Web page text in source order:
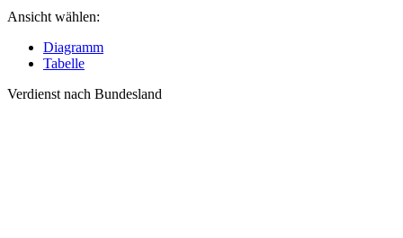
Ansicht wählen:
Diagramm
Tabelle
Verdienst nach Bundesland